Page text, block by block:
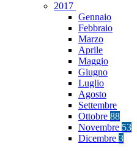
2017
Gennaio
Febbraio
Marzo
Aprile
Maggio
Giugno
Luglio
Agosto
Settembre
Ottobre 88
Novembre 53
Dicembre 3